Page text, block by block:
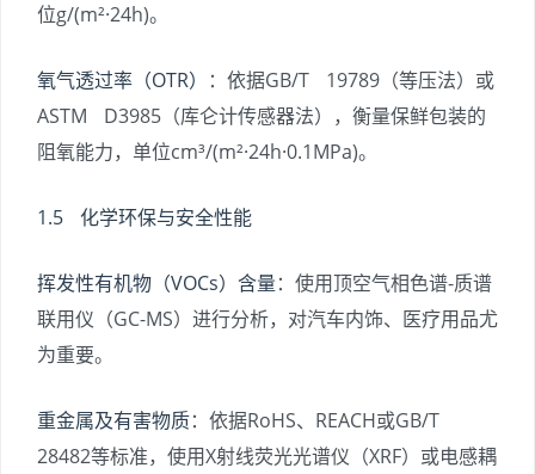
位g/(m²·24h)。
氧气透过率（OTR）
：依据GB/T 19789（等压法）或
ASTM D3985（库仑计传感器法），衡量保鲜包装的
阻氧能力，单位cm³/(m²·24h·0.1MPa)。
1.5 化学环保与安全性能
挥发性有机物（VOCs）含量：使用顶空气相色谱-质谱
联用仪（GC-MS）进行分析，对汽车内饰、医疗用品尤
为重要。
重金属及有害物质：依据RoHS、REACH或GB/T
28482等标准，使用X射线荧光光谱仪（XRF）或电感耦